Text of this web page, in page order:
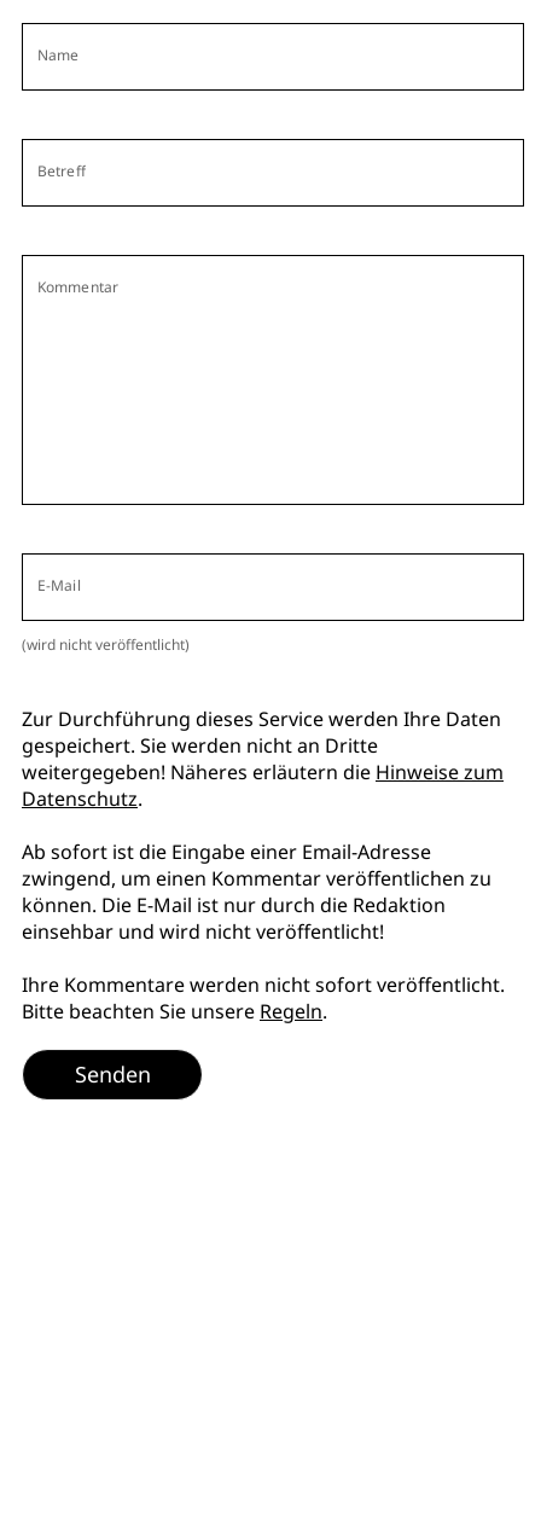
Name
Betreff
Kommentar
E-Mail
(wird nicht veröffentlicht)
Zur Durchführung dieses Service werden Ihre Daten
gespeichert. Sie werden nicht an Dritte
weitergegeben! Näheres erläutern die Hinweise zum
Datenschutz.
Ab sofort ist die Eingabe einer Email-Adresse
zwingend, um einen Kommentar veröffentlichen zu
können. Die E-Mail ist nur durch die Redaktion
einsehbar und wird nicht veröffentlicht!
Ihre Kommentare werden nicht sofort veröffentlicht.
Bitte beachten Sie unsere Regeln.
Senden